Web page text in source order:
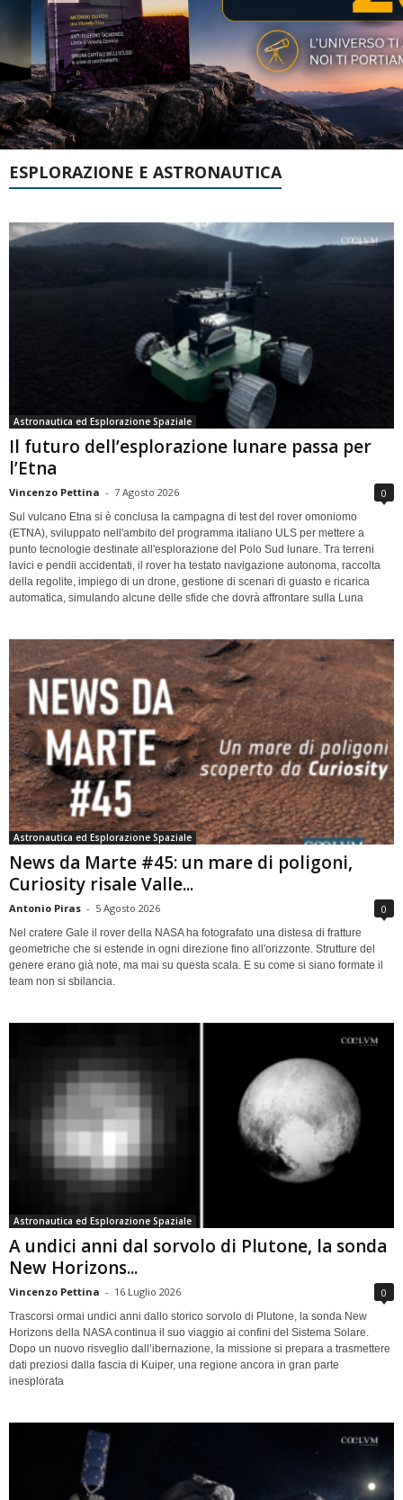
ESPLORAZIONE E ASTRONAUTICA
Astronautica ed Esplorazione Spaziale
Il futuro dell’esplorazione lunare passa per
l’Etna
Vincenzo Pettina - 7 Agosto 2026 0
Sul vulcano Etna si è conclusa la campagna di test del rover omoniomo
(ETNA), sviluppato nell'ambito del programma italiano ULS per mettere a
punto tecnologie destinate all'esplorazione del Polo Sud lunare. Tra terreni
lavici e pendii accidentati, il rover ha testato navigazione autonoma, raccolta
della regolite, impiego di un drone, gestione di scenari di guasto e ricarica
automatica, simulando alcune delle sfide che dovrà affrontare sulla Luna
Astronautica ed Esplorazione Spaziale
News da Marte #45: un mare di poligoni,
Curiosity risale Valle...
Antonio Piras - 5 Agosto 2026 0
Nel cratere Gale il rover della NASA ha fotografato una distesa di fratture
geometriche che si estende in ogni direzione fino all'orizzonte. Strutture del
genere erano già note, ma mai su questa scala. E su come si siano formate il
team non si sbilancia.
Astronautica ed Esplorazione Spaziale
A undici anni dal sorvolo di Plutone, la sonda
New Horizons...
Vincenzo Pettina - 16 Luglio 2026 0
Trascorsi ormai undici anni dallo storico sorvolo di Plutone, la sonda New
Horizons della NASA continua il suo viaggio ai confini del Sistema Solare.
Dopo un nuovo risveglio dall’ibernazione, la missione si prepara a trasmettere
dati preziosi dalla fascia di Kuiper, una regione ancora in gran parte
inesplorata